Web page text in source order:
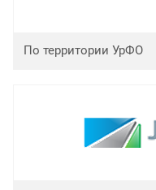
По территории УрФО